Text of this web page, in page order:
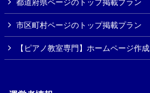
都道府県ページのトップ掲載プラン
市区町村ページのトップ掲載プラン
【ピアノ教室専門】ホームページ作成